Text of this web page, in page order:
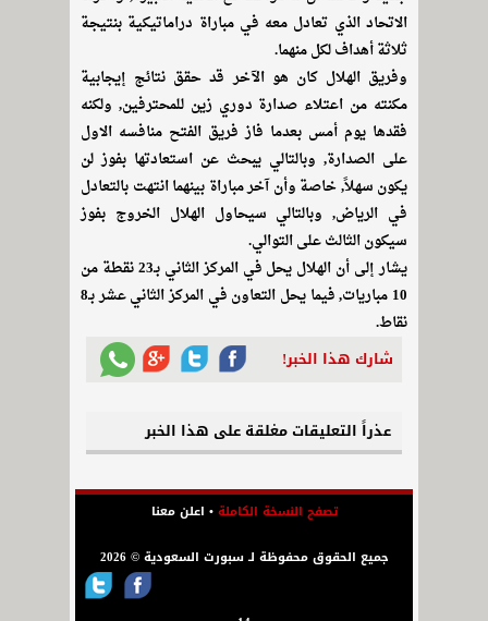
الاتحاد الذي تعادل معه في مباراة دراماتيكية بنتيجة
ثلاثة أهداف لكل منهما.
وفريق الهلال كان هو الآخر قد حقق نتائج إيجابية
مكنته من اعتلاء صدارة دوري زين للمحترفين, ولكنه
فقدها يوم أمس بعدما فاز فريق الفتح منافسه الاول
على الصدارة, وبالتالي يبحث عن استعادتها بفوز لن
يكون سهلاً, خاصة وأن آخر مباراة بينهما انتهت بالتعادل
في الرياض, وبالتالي سيحاول الهلال الخروج بفوز
سيكون الثالث على التوالي.
يشار إلى أن الهلال يحل في المركز الثاني بـ23 نقطة من
10 مباريات, فيما يحل التعاون في المركز الثاني عشر بـ8
نقاط.
شارك هذا الخبر!
عذراً التعليقات مغلقة على هذا الخبر
تصفح النسخة الكاملة• اعلن معنا
جميع الحقوق محفوظة لـ سبورت السعودية © 2026